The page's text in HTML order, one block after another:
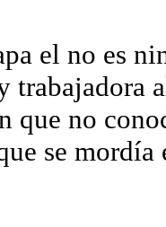
el no es
trabajadora
que no
se